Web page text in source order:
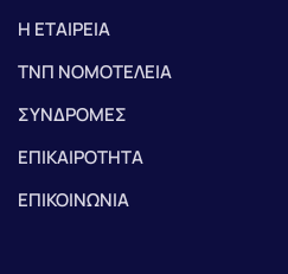
Η ΕΤΑΙΡΕΙΑ
ΤΝΠ ΝΟΜΟΤΕΛΕΙΑ
ΣΥΝΔΡΟΜΕΣ
ΕΠΙΚΑΙΡΟΤΗΤΑ
ΕΠΙΚΟΙΝΩΝΙΑ